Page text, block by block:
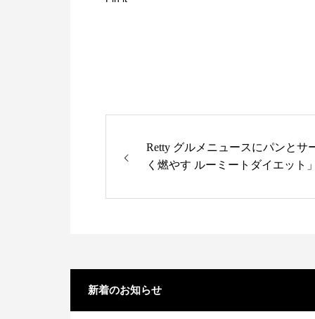
Retty グルメニュースにパンとサ
く燃やす ルーミートダイエット
新着のお知らせ